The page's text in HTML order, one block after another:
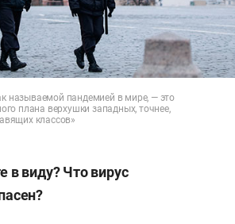
называемой пандемией в мире, — это
плана верхушки западных, точнее,
классов»
в виду? Что вирус